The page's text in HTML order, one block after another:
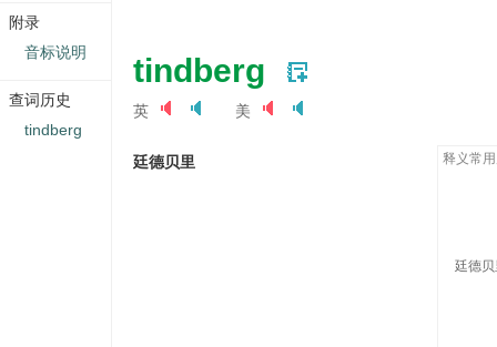
tindberg
英 美
廷德贝里 释义常
廷德
附录
音标说明
查词历史
tindberg